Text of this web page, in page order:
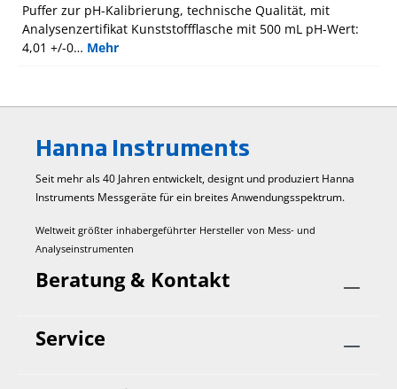
Puffer zur pH-Kalibrierung, technische Qualität, mit
Analysenzertifikat Kunststoffflasche mit 500 mL pH-Wert:
4,01 +/-0… Mehr
Hanna Instruments
Seit mehr als 40 Jahren entwickelt, designt und produziert Hanna
Instruments Mess­geräte für ein breites Anwendungs­spektrum.
Weltweit größter inhabergeführter Hersteller von Mess- und
Analyseinstrumenten
Beratung & Kontakt
Service